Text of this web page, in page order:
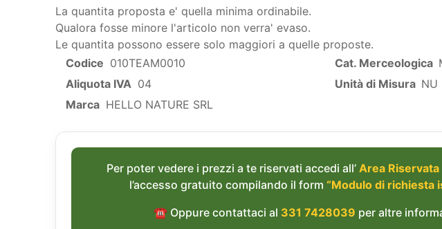
La quantita proposta e' quella minima ordinabile.
Qualora fosse minore l'articolo non verra' evaso.
Le quantita possono essere solo maggiori a quelle proposte.
Codice 010TEAM0010 Cat. Merceologica
Aliquota IVA 04 Unità di Misura NU
Marca HELLO NATURE SRL
Per poter vedere i prezzi a te riservati accedi all’ Area Riservata
l’accesso gratuito compilando il form “Modulo di richiesta
☎︎ Oppure contattaci al 331 7428039 per altre